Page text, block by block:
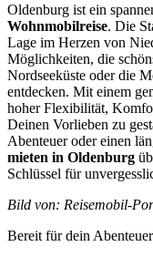
Oldenburg ist ein
Wohnmobilreise. Die
Lage im Herzen von
Möglichkeiten, die
Nordseeküste oder die
entdecken. Mit einem
hoher Flexibilität,
Deinen Vorlieben zu
Abenteuer oder einen
mieten in Oldenburg
Schlüssel für
Bild von: Reisemobil-
Bereit für dein